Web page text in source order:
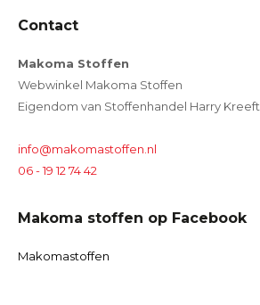
Contact
Makoma Stoffen
Webwinkel Makoma Stoffen
Eigendom van Stoffenhandel Harry Kreeft
info@makomastoffen.nl
06 - 19 12 74 42
Makoma stoffen op Facebook
Makomastoffen